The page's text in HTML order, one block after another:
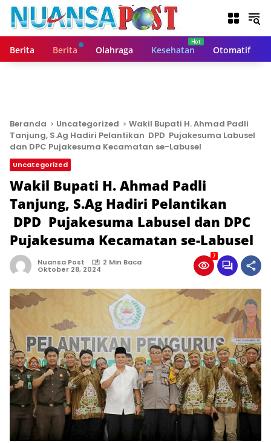
Berita Berita Olahraga Kesehatan Otomatif
Beranda Uncategorized
Wakil Bupati H. Ahmad Padli
Tanjung, S.Ag Hadiri Pelantikan DPD Pujakesuma Labusel
dan DPC Pujakesuma Kecamatan se-Labusel
Uncategorized
Wakil Bupati H. Ahmad Padli
Tanjung, S.Ag Hadiri Pelantikan
DPD Pujakesuma Labusel dan DPC
Pujakesuma Kecamatan se-Labusel
Nuansa Post 2 Min Baca
Oktober 28, 2024
7